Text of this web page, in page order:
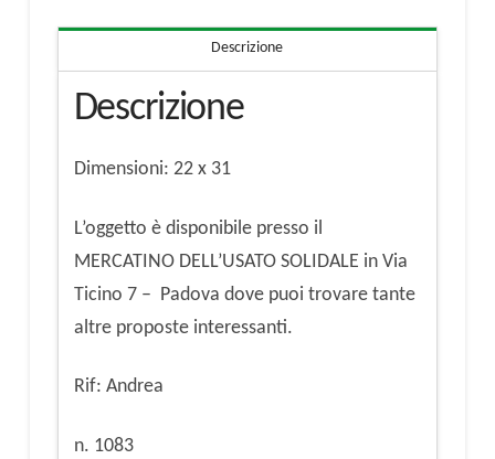
quantità
Descrizione
Descrizione
Dimensioni: 22 x 31
L’oggetto è disponibile presso il
MERCATINO DELL’USATO SOLIDALE in Via
Ticino 7 – Padova dove puoi trovare tante
altre proposte interessanti.
Rif: Andrea
n. 1083